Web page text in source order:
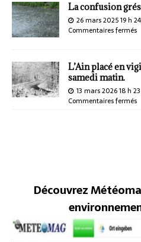
La confusion
26 mars 2025 19 h
Commentaires fermés
L’Ain placé en
samedi matin.
13 mars 2026 18 h
Commentaires fermés
Découvrez